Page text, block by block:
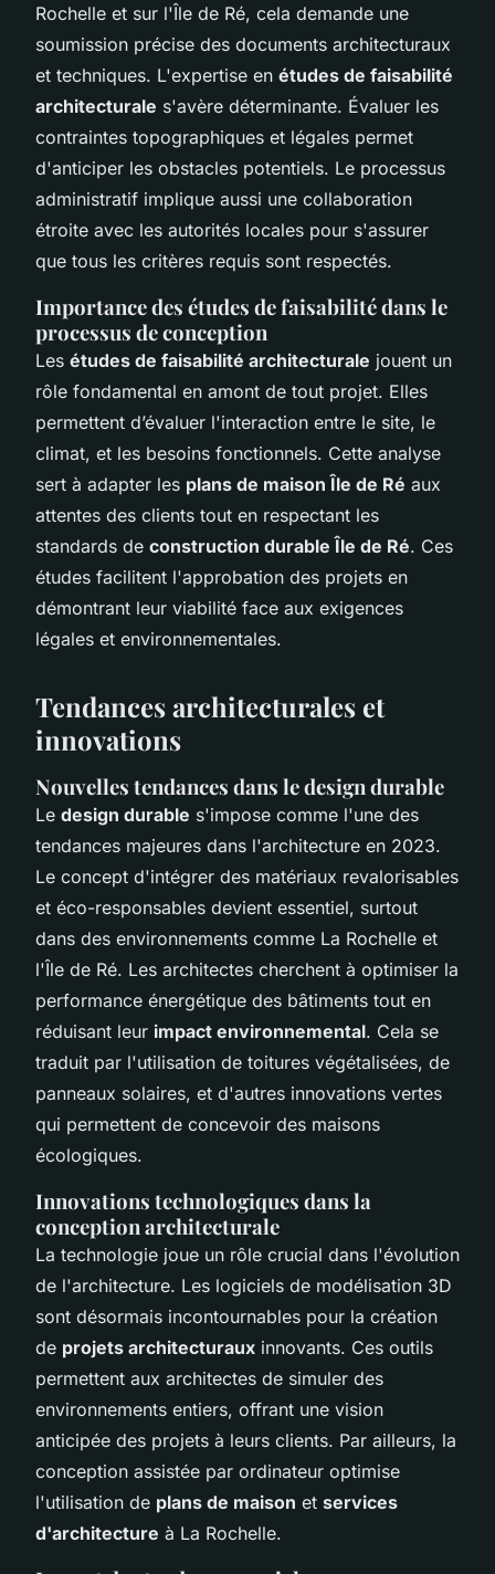
Rochelle et sur l'Île de Ré, cela demande une
soumission précise des documents architecturaux
et techniques. L'expertise en études de faisabilité
architecturale s'avère déterminante. Évaluer les
contraintes topographiques et légales permet
d'anticiper les obstacles potentiels. Le processus
administratif implique aussi une collaboration
étroite avec les autorités locales pour s'assurer
que tous les critères requis sont respectés.
Importance des études de faisabilité dans le
processus de conception
Les études de faisabilité architecturale jouent un
rôle fondamental en amont de tout projet. Elles
permettent d’évaluer l'interaction entre le site, le
climat, et les besoins fonctionnels. Cette analyse
sert à adapter les plans de maison Île de Ré aux
attentes des clients tout en respectant les
standards de construction durable Île de Ré. Ces
études facilitent l'approbation des projets en
démontrant leur viabilité face aux exigences
légales et environnementales.
Tendances architecturales et
innovations
Nouvelles tendances dans le design durable
Le design durable s'impose comme l'une des
tendances majeures dans l'architecture en 2023.
Le concept d'intégrer des matériaux revalorisables
et éco-responsables devient essentiel, surtout
dans des environnements comme La Rochelle et
l'Île de Ré. Les architectes cherchent à optimiser la
performance énergétique des bâtiments tout en
réduisant leur impact environnemental. Cela se
traduit par l'utilisation de toitures végétalisées, de
panneaux solaires, et d'autres innovations vertes
qui permettent de concevoir des maisons
écologiques.
Innovations technologiques dans la
conception architecturale
La technologie joue un rôle crucial dans l'évolution
de l'architecture. Les logiciels de modélisation 3D
sont désormais incontournables pour la création
de projets architecturaux innovants. Ces outils
permettent aux architectes de simuler des
environnements entiers, offrant une vision
anticipée des projets à leurs clients. Par ailleurs, la
conception assistée par ordinateur optimise
l'utilisation de plans de maison et services
d'architecture à La Rochelle.